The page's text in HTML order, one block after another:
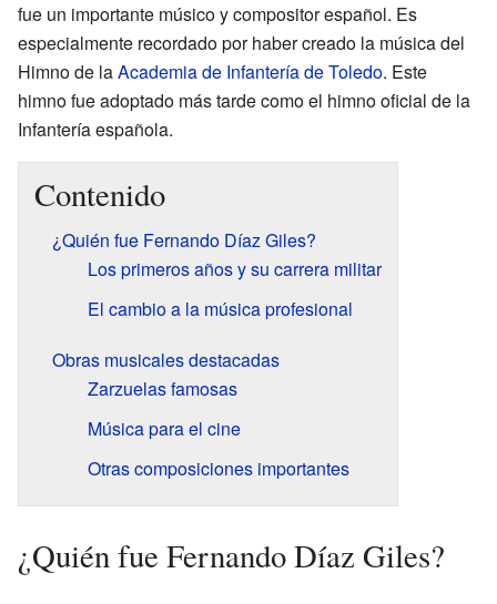
fue un importante músico y compositor español. Es
especialmente recordado por haber creado la música del
Himno de laAcademia de Infantería de Toledo. Este
himno fue adoptado más tarde como el himno oficial de la
Infantería española.
Contenido
¿Quién fue Fernando Díaz Giles?
Los primeros años y su carrera militar
El cambio a la música profesional
Obras musicales destacadas
Zarzuelas famosas
Música para el cine
Otras composiciones importantes
¿Quién fue Fernando Díaz Giles?